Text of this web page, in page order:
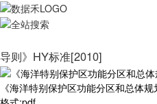
《海洋特别保
导则》HY标准[2010]
《海洋特别保护区功能分区和总体